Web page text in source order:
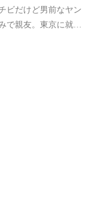
ビだけど男前なヤン
で親友。東京に就職